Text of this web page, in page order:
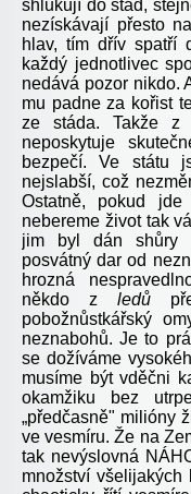
shlukují do stád,
nezískávají přesto
hlav, tím dřív spatří
každý jednotlivec
nedává pozor nikdo.
mu padne za kořist
ze stáda. Takže
neposkytuje
bezpečí. Ve státu
nejslabší, což
Ostatně, pokud
nebereme život tak
jim byl dán shůry
posvátný dar od
hrozná
někdo z ledů
pobožnůstkářský
neznabohů. Je to
se dožíváme
musíme být vděčni
okamžiku bez
„předčasně" milióny
ve vesmíru. Že na
tak nevýslovná
množství